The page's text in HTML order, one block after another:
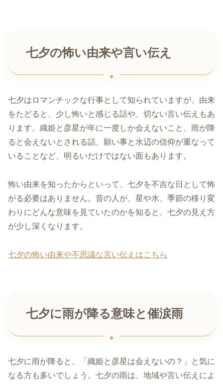
七夕の怖い由来や言い伝え
七夕はロマンチックな行事として知られていますが、由来
をたどると、少し怖いと感じる話や、切ない言い伝えもあ
ります。織姫と彦星が年に一度しか会えないこと、雨が降
ると会えないとされる話、願い事と水辺の信仰が重なって
いることなど、明るいだけではない面もあります。
怖い由来を知ったからといって、七夕を不吉な日として怖
がる必要はありません。昔の人が、星や水、季節の移り変
わりにどんな意味を見ていたのかを知ると、七夕の見え方
が少し深くなります。
七夕の怖い由来や不思議な言い伝えはこちら
七夕に雨が降る意味と催涙雨
七夕に雨が降ると、「織姫と彦星は会えないの？」と気に
なる方も多いでしょう。七夕の雨は、地域や言い伝えによ